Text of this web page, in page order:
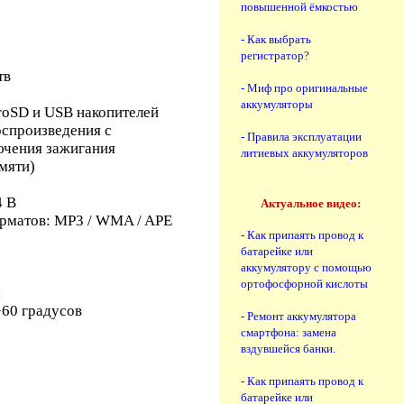
и USB накопителей
с
зажигания
В
MP3 / WMA / APE
градусов
повышенной ёмкостью
- Как выбрать
регистратор?
- Миф про оригинальные
аккумуляторы
- Правила эксплуатации
литиевых аккумуляторов
Актуальное видео:
- Как припаять провод к
батарейке или
аккумулятору с помощью
ортофосфорной кислоты
- Ремонт аккумулятора
смартфона: замена
вздувшейся банки.
- Как припаять провод к
батарейке или